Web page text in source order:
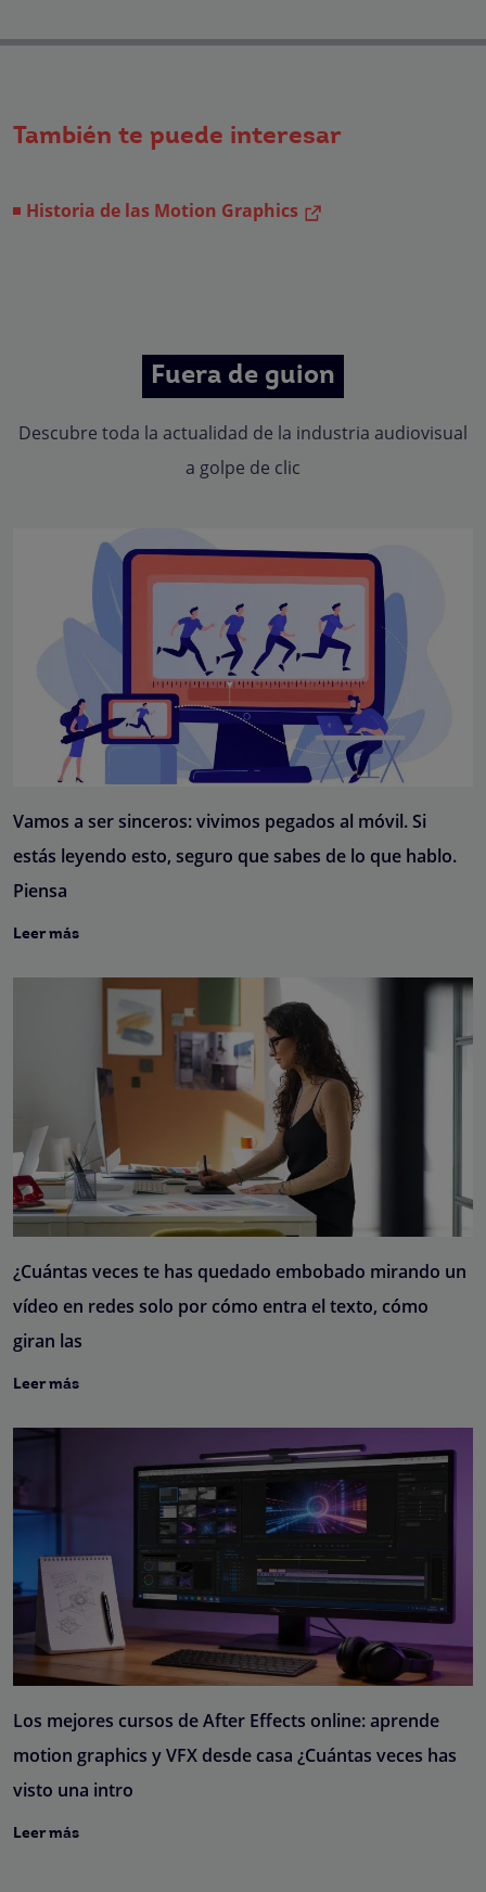
Política de Privacidad.
También te puede interesar
Historia de las Motion Graphics
Fuera de guion
Descubre toda la actualidad de la industria audiovisual
a golpe de clic
Vamos a ser sinceros: vivimos pegados al móvil. Si
estás leyendo esto, seguro que sabes de lo que hablo.
Piensa
Leer más
¿Cuántas veces te has quedado embobado mirando un
vídeo en redes solo por cómo entra el texto, cómo
giran las
Leer más
Los mejores cursos de After Effects online: aprende
motion graphics y VFX desde casa ¿Cuántas veces has
visto una intro
Leer más